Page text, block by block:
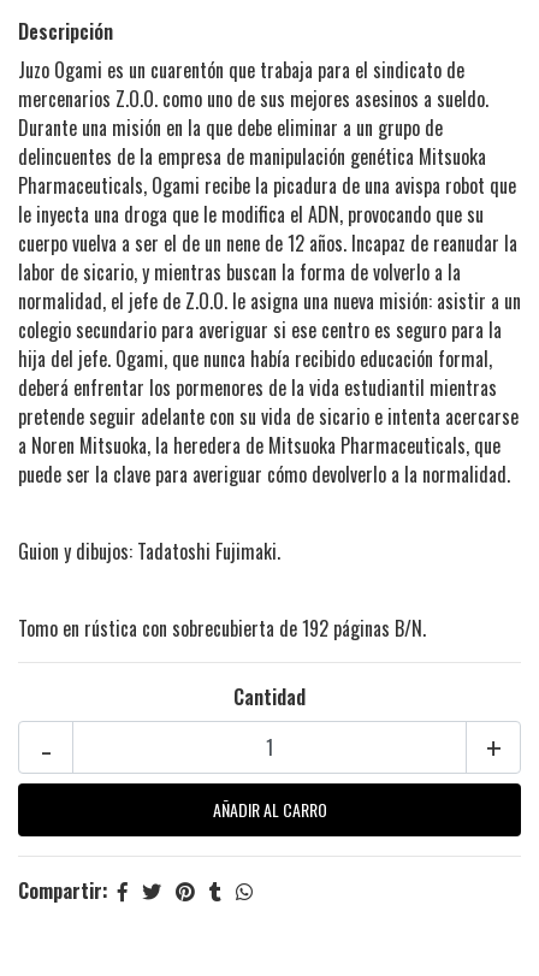
Descripción
Juzo Ogami es un cuarentón que trabaja para el sindicato de
mercenarios Z.O.O. como uno de sus mejores asesinos a sueldo.
Durante una misión en la que debe eliminar a un grupo de
delincuentes de la empresa de manipulación genética Mitsuoka
Pharmaceuticals, Ogami recibe la picadura de una avispa robot que
le inyecta una droga que le modifica el ADN, provocando que su
cuerpo vuelva a ser el de un nene de 12 años. Incapaz de reanudar la
labor de sicario, y mientras buscan la forma de volverlo a la
normalidad, el jefe de Z.O.O. le asigna una nueva misión: asistir a un
colegio secundario para averiguar si ese centro es seguro para la
hija del jefe. Ogami, que nunca había recibido educación formal,
deberá enfrentar los pormenores de la vida estudiantil mientras
pretende seguir adelante con su vida de sicario e intenta acercarse
a Noren Mitsuoka, la heredera de Mitsuoka Pharmaceuticals, que
puede ser la clave para averiguar cómo devolverlo a la normalidad.
Guion y dibujos: Tadatoshi Fujimaki.
Tomo en rústica con sobrecubierta de 192 páginas B/N.
Cantidad
+
-
Compartir: